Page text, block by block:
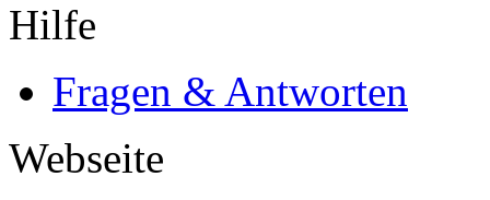
Hilfe
Fragen & Antworten
Webseite